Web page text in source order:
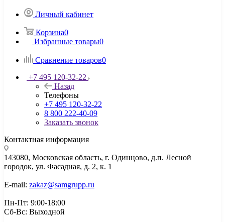
Личный кабинет
Корзина0
Избранные товары0
Сравнение товаров0
+7 495 120-32-22
Назад
Телефоны
+7 495 120-32-22
8 800 222-40-09
Заказать звонок
Контактная информация
143080, Mосковская область, г. Одинцово, д.п. Лесной
городок, ул. Фасадная, д. 2, к. 1
E-mail: zakaz@samgrupp.ru
Пн-Пт: 9:00-18:00
Сб-Вс: Выходной